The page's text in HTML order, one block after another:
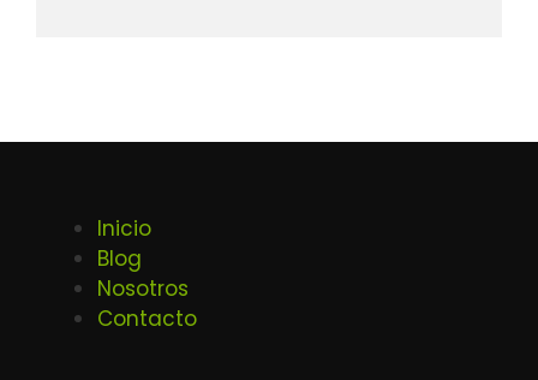
Inicio
Blog
Nosotros
Contacto